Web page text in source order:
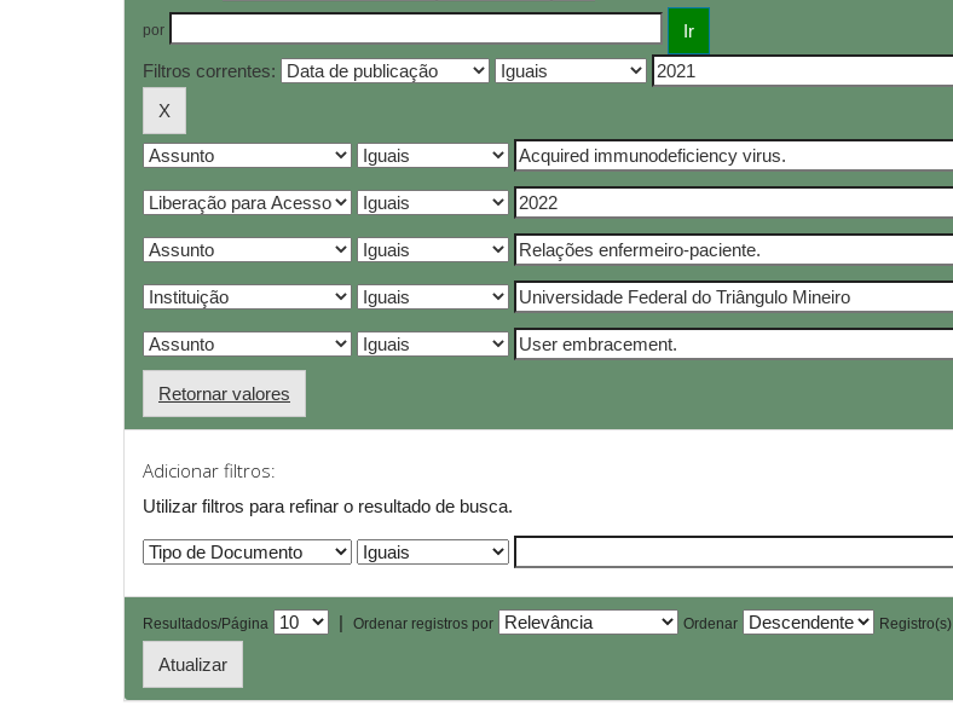
por
Filtros correntes:
Retornar valores
Adicionar filtros:
Utilizar filtros para refinar o resultado de busca.
Resultados/Página | Ordenar registros por Ordenar Registro(s)